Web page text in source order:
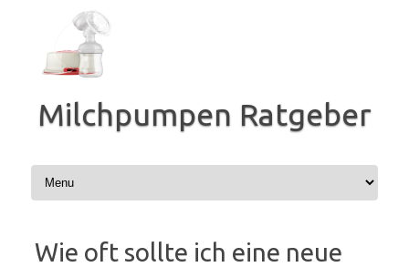
Milchpumpen Ratgeber
Wie oft sollte ich eine neue